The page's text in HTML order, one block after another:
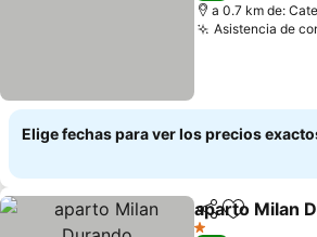
a 0.7 km de:
Asistencia de
Elige fechas para ver los precios
CompartirAgregar a
aparto Milan